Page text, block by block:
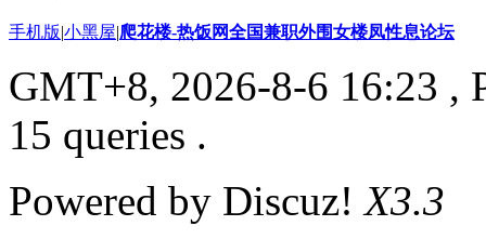
手机版|小黑屋|爬花楼-热饭网全国兼职外围女楼凤性息论坛
GMT+8, 2026-8-6 16:23 ,
15 queries .
Powered by Discuz!X3.3